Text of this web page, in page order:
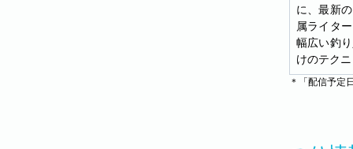
に、最新
属ライタ
幅広い釣
けのテク
＊「配信予定